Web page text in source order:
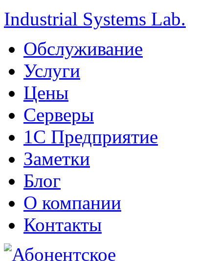
Industrial Systems Lab.
Обслуживание
Услуги
Цены
Серверы
1С Предприятие
Заметки
Блог
О компании
Контакты